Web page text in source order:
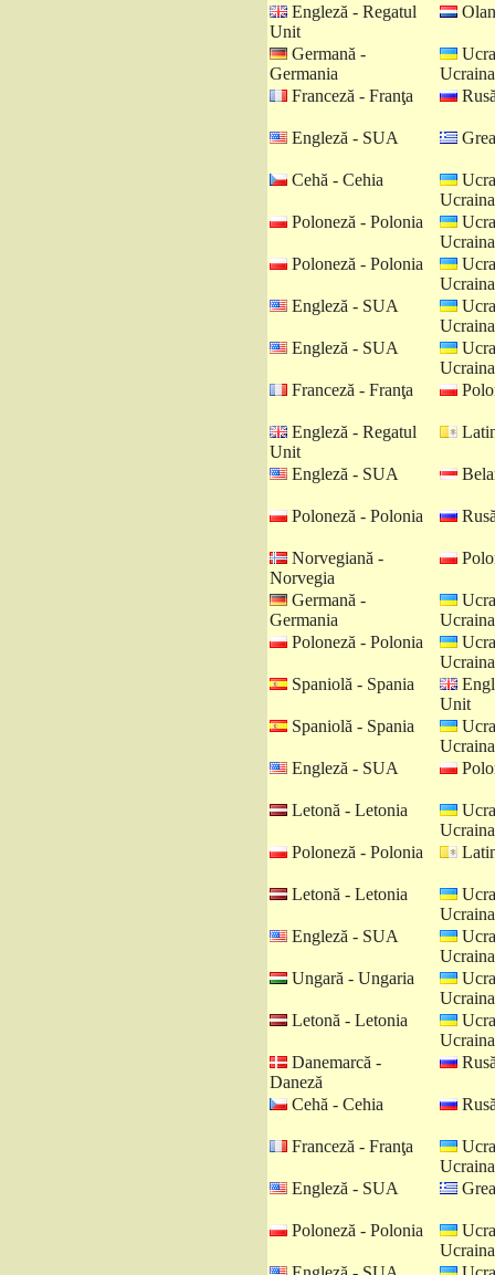
Engleză - Regatul
Unit
Germană -
Germania
Ucraina
Franceză - Franţa
Engleză - SUA
Cehă - Cehia
Ucraina
Poloneză - Polonia
Ucraina
Poloneză - Polonia
Ucraina
Engleză - SUA
Ucraina
Engleză - SUA
Ucraina
Franceză - Franţa
Engleză - Regatul
Unit
Engleză - SUA
Poloneză - Polonia
Norvegiană -
Norvegia
Germană -
Germania
Ucraina
Poloneză - Polonia
Ucraina
Spaniolă - Spania
Unit
Spaniolă - Spania
Ucraina
Engleză - SUA
Letonă - Letonia
Ucraina
Poloneză - Polonia
Letonă - Letonia
Ucraina
Engleză - SUA
Ucraina
Ungară - Ungaria
Ucraina
Letonă - Letonia
Ucraina
Danemarcă -
Daneză
Cehă - Cehia
Franceză - Franţa
Ucraina
Engleză - SUA
Poloneză - Polonia
Ucraina